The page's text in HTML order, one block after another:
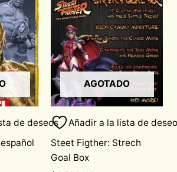
de deseos
AGOTADO
Añadir a la lista de
Steet Figther: Strech
Goal Box